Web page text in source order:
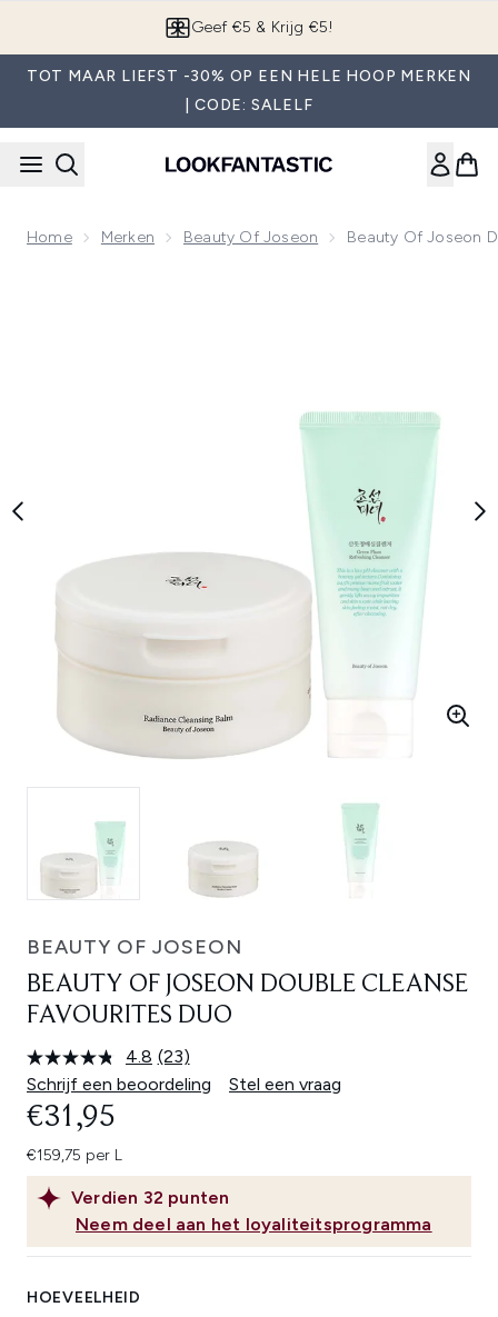
App downloaden
TOT MAAR LIEFST -30% OP EEN HELE HOOP MERKEN
| CODE: SALELF
Home Merken Beauty Of Joseon Beauty Of Joseon
BEAUTY OF JOSEON
BEAUTY OF JOSEON DOUBLE CLEANSE
FAVOURITES DUO
4.8 Lees
23
beoordelingen.
(23)
Schrijf een beoordeling
Stel een vraag
Verdien 32 punten
Neem deel aan het loyaliteitsprogramma
€31,95
€159,75 per L
HOEVEELHEID